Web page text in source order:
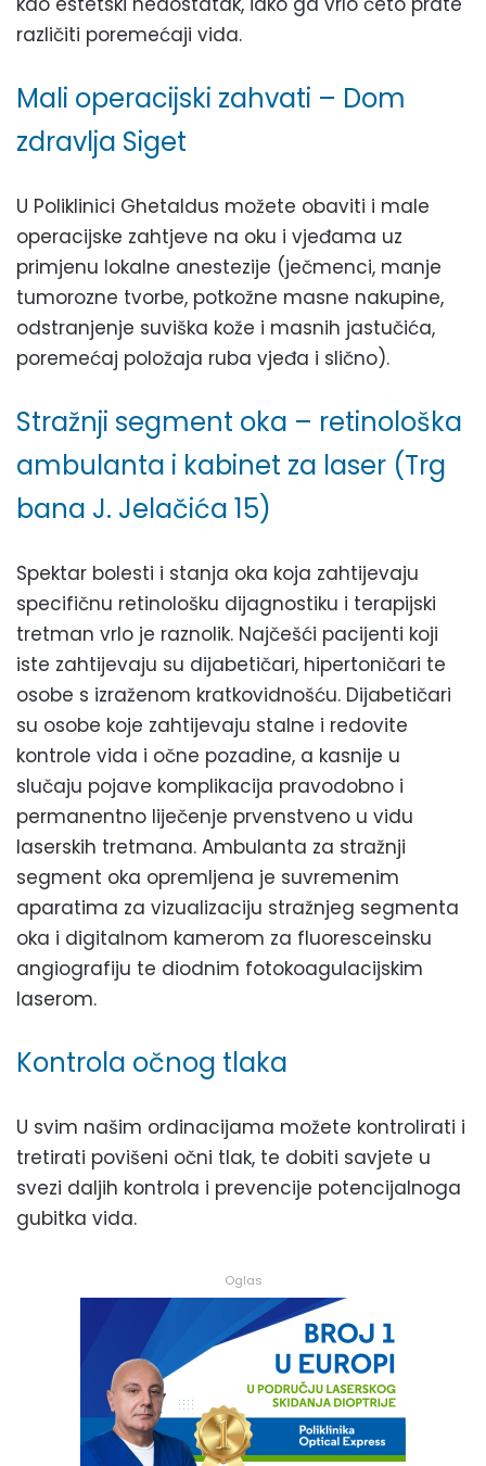
različiti poremećaji vida.
Mali operacijski zahvati – Dom
zdravlja Siget
U Poliklinici Ghetaldus možete obaviti i male
operacijske zahtjeve na oku i vjeđama uz
primjenu lokalne anestezije (ječmenci, manje
tumorozne tvorbe, potkožne masne nakupine,
odstranjenje suviška kože i masnih jastučića,
poremećaj položaja ruba vjeđa i slično).
Stražnji segment oka – retinološka
ambulanta i kabinet za laser (Trg
bana J. Jelačića 15)
Spektar bolesti i stanja oka koja zahtijevaju
specifičnu retinološku dijagnostiku i terapijski
tretman vrlo je raznolik. Najčešći pacijenti koji
iste zahtijevaju su dijabetičari, hipertoničari te
osobe s izraženom kratkovidnošću. Dijabetičari
su osobe koje zahtijevaju stalne i redovite
kontrole vida i očne pozadine, a kasnije u
slučaju pojave komplikacija pravodobno i
permanentno liječenje prvenstveno u vidu
laserskih tretmana. Ambulanta za stražnji
segment oka opremljena je suvremenim
aparatima za vizualizaciju stražnjeg segmenta
oka i digitalnom kamerom za fluoresceinsku
angiografiju te diodnim fotokoagulacijskim
laserom.
Kontrola očnog tlaka
U svim našim ordinacijama možete kontrolirati i
tretirati povišeni očni tlak, te dobiti savjete u
svezi daljih kontrola i prevencije potencijalnoga
gubitka vida.
Oglas